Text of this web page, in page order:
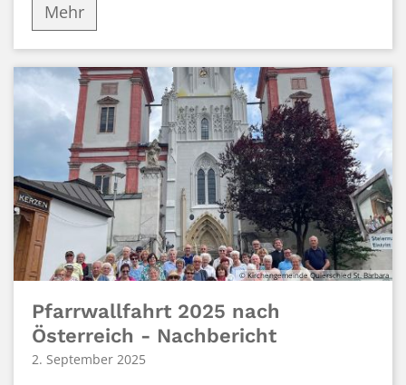
Mehr
© Kirchengemeinde Quierschied St. Barbara
Pfarrwallfahrt 2025 nach
Österreich - Nachbericht
2. September 2025